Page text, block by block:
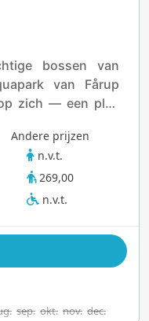
bossen van
van Fårup
zich — een plek
als het grootste
is het een
en iedereen
plons onder de
dappere
vallen, terwijl
jong en oud.
door kleurrijke
Andere prijzen
n.v.t.
269,00
n.v.t.
sep. okt. nov. dec.